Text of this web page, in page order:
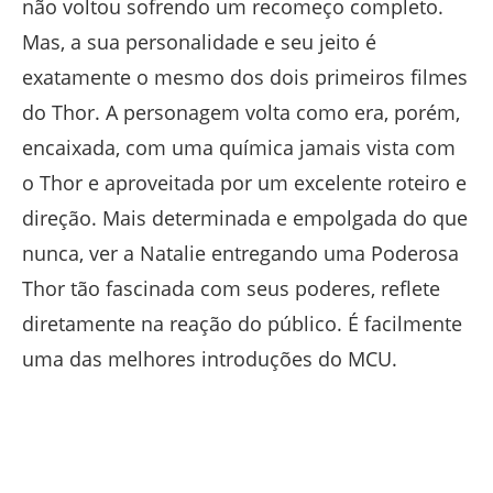
não voltou sofrendo um recomeço completo.
Mas, a sua personalidade e seu jeito é
exatamente o mesmo dos dois primeiros filmes
do Thor. A personagem volta como era, porém,
encaixada, com uma química jamais vista com
o Thor e aproveitada por um excelente roteiro e
direção. Mais determinada e empolgada do que
nunca, ver a Natalie entregando uma Poderosa
Thor tão fascinada com seus poderes, reflete
diretamente na reação do público. É facilmente
uma das melhores introduções do MCU.